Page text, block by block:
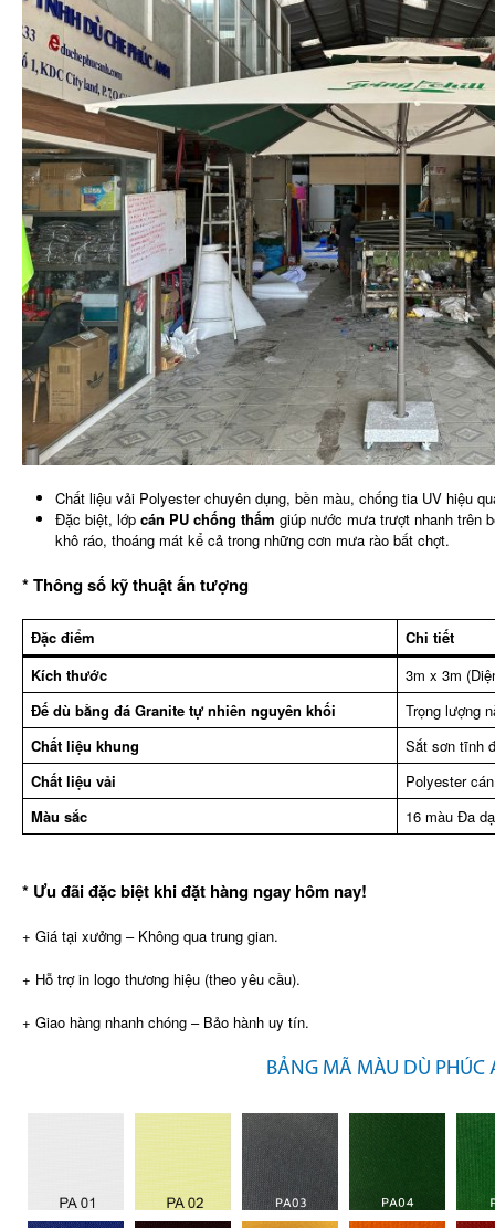
Chất liệu vải Polyester chuyên dụng, bền màu, chống tia UV hiệu
Đặc biệt, lớp cán PU chống thấm giúp nước mưa trượt nhanh trên
khô ráo, thoáng mát kể cả trong những cơn mưa rào bất chợt.
* Thông số kỹ thuật ấn tượng
Đặc điểm
Chi tiết
Kích thước
3m x 3m
Đế dù bằng đá Granite tự nhiên nguyên khối
Trọng lượng
Chất liệu khung
Sắt sơn tĩnh
Chất liệu vải
Polyester
Màu sắc
16 màu Đa
* Ưu đãi đặc biệt khi đặt hàng ngay hôm nay!
+ Giá tại xưởng – Không qua trung gian.
+ Hỗ trợ in logo thương hiệu (theo yêu cầu).
+ Giao hàng nhanh chóng – Bảo hành uy tín.
BẢNG MÃ MÀU DÙ PHÚC